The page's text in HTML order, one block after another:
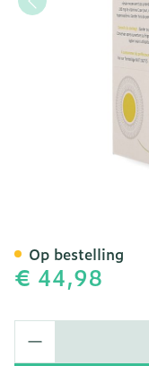
€ 44,98
Op bestelling